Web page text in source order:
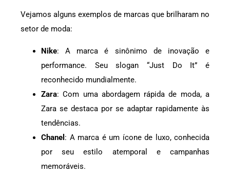
Vejamos alguns exemplos de marcas que brilharam no
setor de moda:
Nike: A marca é sinônimo de inovação e
performance. Seu slogan “Just Do It” é
reconhecido mundialmente.
Zara: Com uma abordagem rápida de moda, a
Zara se destaca por se adaptar rapidamente às
tendências.
Chanel : A marca é um ícone de luxo, conhecida
por seu estilo atemporal e campanhas
memoráveis.